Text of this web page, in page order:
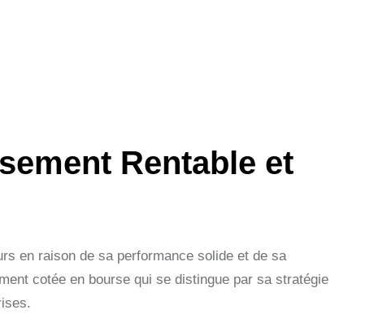
Rentable et
en raison de sa performance solide et de sa
cotée en bourse qui se distingue par sa stratégie